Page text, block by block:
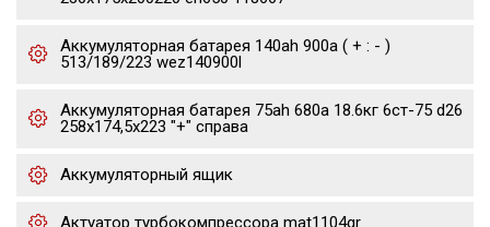
Аккумуляторная батарея 140ah 900a ( + : - )
513/189/223 wez140900l
Аккумуляторная батарея 75ah 680a 18.6кг 6ст-75 d26
258x174,5x223 "+" справа
Аккумуляторный ящик
Актуатор турбокомпрессора mat1104gr